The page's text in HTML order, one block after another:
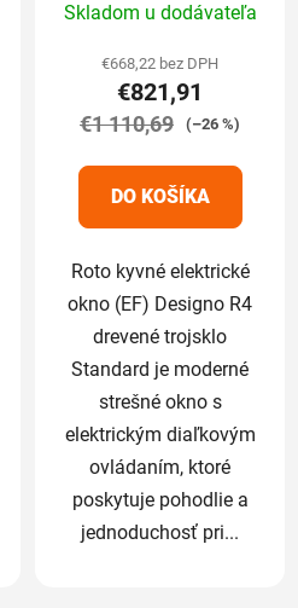
74/118 cmhodnotenie
produktu
je
5,0
5
hviezdičiek.
Skladom u dodávateľa
€668,22 bez DPH
€821,91
€1 110,69 (–26 %)
DO KOŠÍKA
Roto kyvné elektrické
okno (EF) Designo R4
drevené trojsklo
Standard je moderné
strešné okno s
elektrickým diaľkovým
ovládaním, ktoré
poskytuje pohodlie a
jednoduchosť pri...